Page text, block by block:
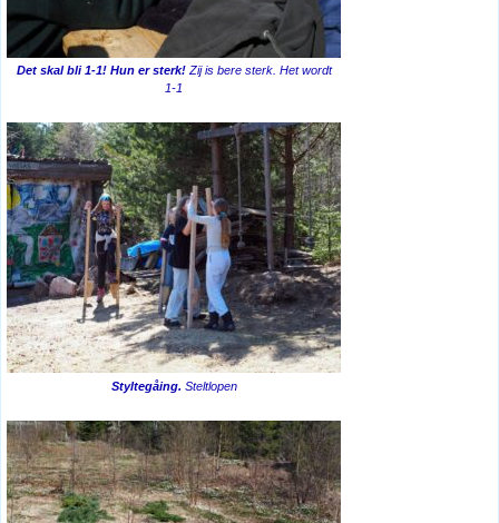
Det skal bli 1-1! Hun er sterk!Zij is bere sterk. Het wordt
1-1
Styltegåing. Steltlopen